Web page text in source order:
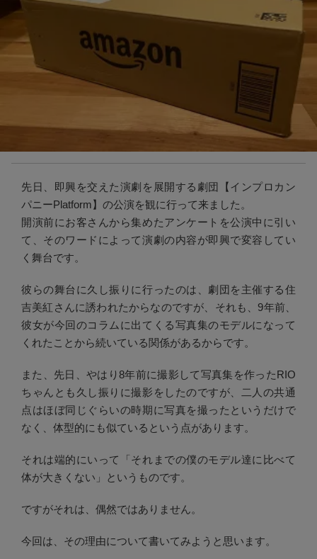
先日、即興を交えた演劇を展開する劇団【インプロカン
パニーPlatform】の公演を観に行って来ました。
開演前にお客さんから集めたアンケートを公演中に引い
て、そのワードによって演劇の内容が即興で変容してい
く舞台です。
彼らの舞台に久し振りに行ったのは、劇団を主催する住
吉美紅さんに誘われたからなのですが、それも、9年前、
彼女が今回のコラムに出てくる写真集のモデルになって
くれたことから続いている関係があるからです。
また、先日、やはり8年前に撮影して写真集を作ったRIO
ちゃんとも久し振りに撮影をしたのですが、二人の共通
点はほぼ同じぐらいの時期に写真を撮ったというだけで
なく、体型的にも似ているという点があります。
それは端的にいって「それまでの僕のモデル達に比べて
体が大きくない」というものです。
ですがそれは、偶然ではありません。
今回は、その理由について書いてみようと思います。